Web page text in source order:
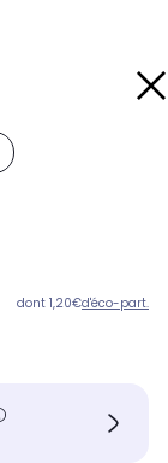
dont 1,20€d'éco-part.